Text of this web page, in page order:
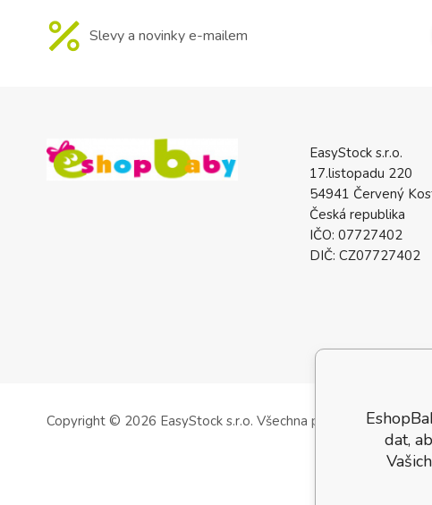
Slevy a novinky e-mailem
EasyStock s.r.o.
17.listopadu 220
54941 Červený
Česká republika
IČO: 07727402
DIČ: CZ07727402
Copyright © 2026 EasyStock s.r.o. Všechna práva vyhrazena.
dat,